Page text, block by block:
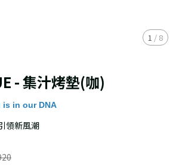
1 / 8
- 集汁烤墊(咖)
is in our DNA
領新風潮